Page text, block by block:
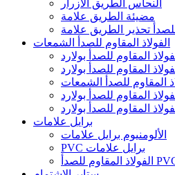
النحاس الطريق الأزرار
مضيئة الطريق علامة
للصدأ تحذير الطريق علامة
الفولاذ المقاوم للصدأ الشمعات
المقاوم للصدأ بولارد
المقاوم للصدأ بولارد
المقاوم للصدأ الشمعات
المقاوم للصدأ بولارد
المقاوم للصدأ بولارد
برايل علامات
الألومنيوم برايل علامات
PVC برايل علامات